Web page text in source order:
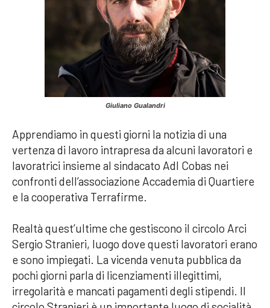
Giuliano Gualandri
Apprendiamo in questi giorni la notizia di una
vertenza di lavoro intrapresa da alcuni lavoratori e
lavoratrici insieme al sindacato Adl Cobas nei
confronti dell’associazione Accademia di Quartiere
e la cooperativa Terrafirme.
Realtà quest’ultime che gestiscono il circolo Arci
Sergio Stranieri, luogo dove questi lavoratori erano
e sono impiegati. La vicenda venuta pubblica da
pochi giorni parla di licenziamenti illegittimi,
irregolarità e mancati pagamenti degli stipendi. Il